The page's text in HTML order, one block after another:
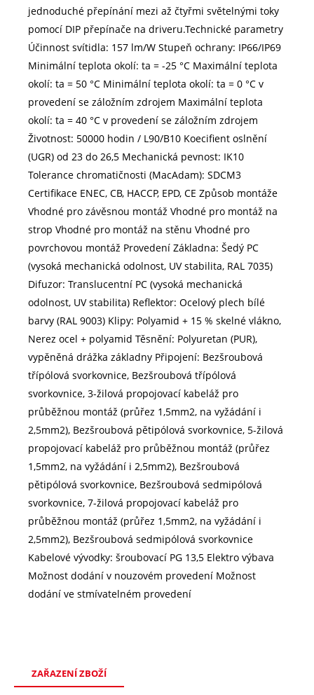
jednoduché přepínání mezi až čtyřmi světelnými toky
pomocí DIP přepínače na driveru.Technické parametry
Účinnost svítidla: 157 lm/W Stupeň ochrany: IP66/IP69
Minimální teplota okolí: ta = -25 °C Maximální teplota
okolí: ta = 50 °C Minimální teplota okolí: ta = 0 °C v
provedení se záložním zdrojem Maximální teplota
okolí: ta = 40 °C v provedení se záložním zdrojem
Životnost: 50000 hodin / L90/B10 Koecifient oslnění
(UGR) od 23 do 26,5 Mechanická pevnost: IK10
Tolerance chromatičnosti (MacAdam): SDCM3
Certifikace ENEC, CB, HACCP, EPD, CE Způsob montáže
Vhodné pro závěsnou montáž Vhodné pro montáž na
strop Vhodné pro montáž na stěnu Vhodné pro
povrchovou montáž Provedení Základna: Šedý PC
(vysoká mechanická odolnost, UV stabilita, RAL 7035)
Difuzor: Translucentní PC (vysoká mechanická
odolnost, UV stabilita) Reflektor: Ocelový plech bílé
barvy (RAL 9003) Klipy: Polyamid + 15 % skelné vlákno,
Nerez ocel + polyamid Těsnění: Polyuretan (PUR),
vypěněná drážka základny Připojení: Bezšroubová
třípólová svorkovnice, Bezšroubová třípólová
svorkovnice, 3-žilová propojovací kabeláž pro
průběžnou montáž (průřez 1,5mm2, na vyžádání i
2,5mm2), Bezšroubová pětipólová svorkovnice, 5-žilová
propojovací kabeláž pro průběžnou montáž (průřez
1,5mm2, na vyžádání i 2,5mm2), Bezšroubová
pětipólová svorkovnice, Bezšroubová sedmipólová
svorkovnice, 7-žilová propojovací kabeláž pro
průběžnou montáž (průřez 1,5mm2, na vyžádání i
2,5mm2), Bezšroubová sedmipólová svorkovnice
Kabelové vývodky: šroubovací PG 13,5 Elektro výbava
Možnost dodání v nouzovém provedení Možnost
dodání ve stmívatelném provedení
ZAŘAZENÍ ZBOŽÍ